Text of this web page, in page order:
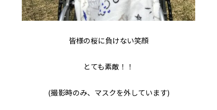
皆様の桜に負けない笑顔
とても素敵！！
(撮影時のみ、マスクを外しています)